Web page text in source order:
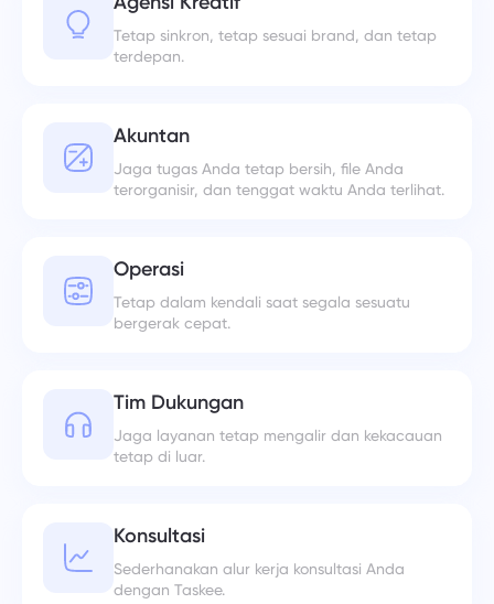
Tetap sinkron, tetap sesuai brand, dan tetap
terdepan.
Akuntan
Jaga tugas Anda tetap bersih, file Anda
terorganisir, dan tenggat waktu Anda terlihat.
Operasi
Tetap dalam kendali saat segala sesuatu
bergerak cepat.
Tim Dukungan
Jaga layanan tetap mengalir dan kekacauan
tetap di luar.
Konsultasi
Sederhanakan alur kerja konsultasi Anda
dengan Taskee.